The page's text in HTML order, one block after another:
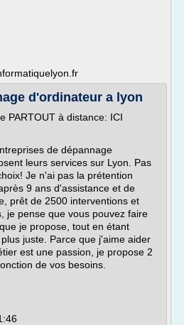
d'ordinateur a lyon
PARTOUT à distance: ICI
de dépannage
leurs services sur Lyon. Pas
Je n'ai pas la prétention
9 ans d'assistance et de
prêt de 2500 interventions et
je pense que vous pouvez faire
je propose, tout en étant
juste. Parce que j'aime aider
est une passion, je propose 2
de vos besoins.